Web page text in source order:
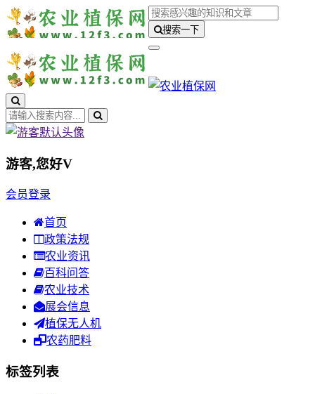
搜索一下
游客,您好V
会员登录
首页
政策法规
农业资讯
百科问答
农业技术
展会信息
植保无人机
农药肥料
标签列表